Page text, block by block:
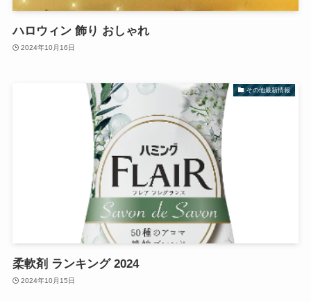
ハロウィン 飾り おしゃれ
2024年10月16日
その他最新情報
柔軟剤 ランキング 2024
2024年10月15日